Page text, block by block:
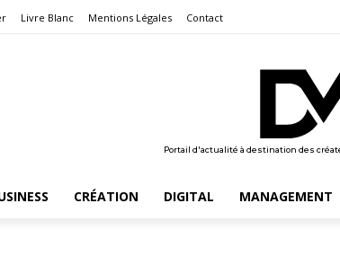
Livre Blanc Mentions Légales Contact
Portail d'actualité à destination des
CRÉATION DIGITAL MANAGEMENT